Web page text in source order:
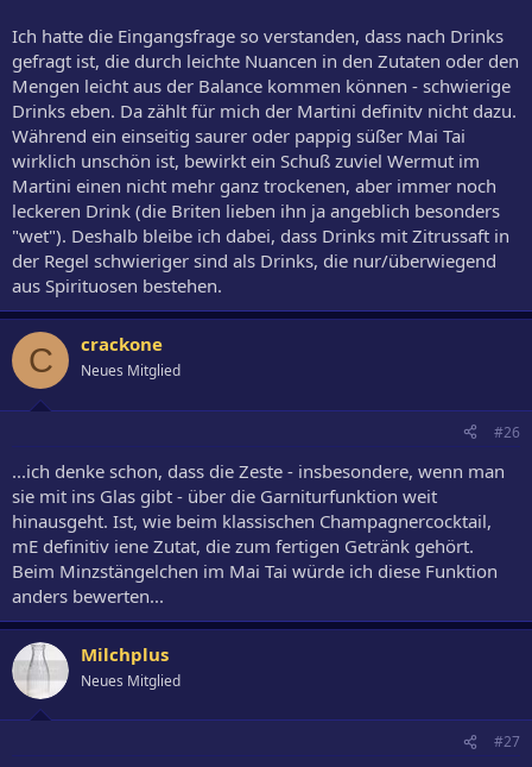
Ich hatte die Eingangsfrage so verstanden, dass nach Drinks
gefragt ist, die durch leichte Nuancen in den Zutaten oder den
Mengen leicht aus der Balance kommen können - schwierige
Drinks eben. Da zählt für mich der Martini definitv nicht dazu.
Während ein einseitig saurer oder pappig süßer Mai Tai
wirklich unschön ist, bewirkt ein Schuß zuviel Wermut im
Martini einen nicht mehr ganz trockenen, aber immer noch
leckeren Drink (die Briten lieben ihn ja angeblich besonders
"wet"). Deshalb bleibe ich dabei, dass Drinks mit Zitrussaft in
der Regel schwieriger sind als Drinks, die nur/überwiegend
aus Spirituosen bestehen.
C crackone
Neues Mitglied
#26
...ich denke schon, dass die Zeste - insbesondere, wenn man
sie mit ins Glas gibt - über die Garniturfunktion weit
hinausgeht. Ist, wie beim klassischen Champagnercocktail,
mE definitiv iene Zutat, die zum fertigen Getränk gehört.
Beim Minzstängelchen im Mai Tai würde ich diese Funktion
anders bewerten...
Milchplus
Neues Mitglied
#27